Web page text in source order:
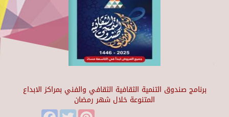
برنامج صندوق التنمية الثقافية الثقافي والفني بمراكز الابداع
المتنوعة خلال شهر رمضان
FacebookTwitter